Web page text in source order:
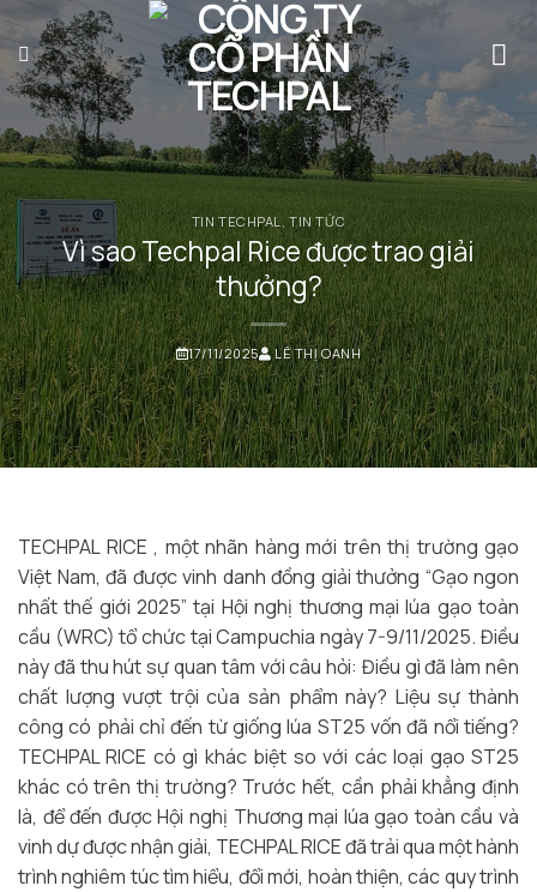
Bỏ
qua
nội
dung
TIN TECHPAL,TIN TỨC
Vì sao Techpal Rice được trao giải
thưởng?
17/11/2025 LÊ THỊ OANH
TECHPAL RICE , một nhãn hàng mới trên thị trường gạo
Việt Nam, đã được vinh danh đồng giải thưởng “Gạo ngon
nhất thế giới 2025” tại Hội nghị thương mại lúa gạo toàn
cầu (WRC) tổ chức tại Campuchia ngày 7-9/11/2025. Điều
này đã thu hút sự quan tâm với câu hỏi: Điều gì đã làm nên
chất lượng vượt trội của sản phẩm này? Liệu sự thành
công có phải chỉ đến từ giống lúa ST25 vốn đã nổi tiếng?
TECHPAL RICE có gì khác biệt so với các loại gạo ST25
khác có trên thị trường? Trước hết, cần phải khẳng định
là, để đến được Hội nghị Thương mại lúa gạo toàn cầu và
vinh dự được nhận giải, TECHPAL RICE đã trải qua một hành
trình nghiêm túc tìm hiểu, đổi mới, hoàn thiện, các quy trình